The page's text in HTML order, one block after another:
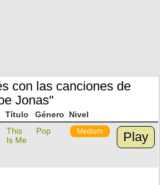
con las canciones de
Jonas"
Título Género
Nivel
This
Is Me
Pop Medium Play